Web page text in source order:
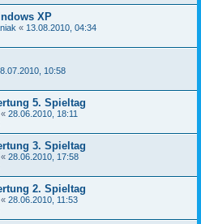
XP
« 13.08.2010, 04:34
10:58
5. Spieltag
« 28.06.2010, 18:11
3. Spieltag
« 28.06.2010, 17:58
2. Spieltag
« 28.06.2010, 11:53